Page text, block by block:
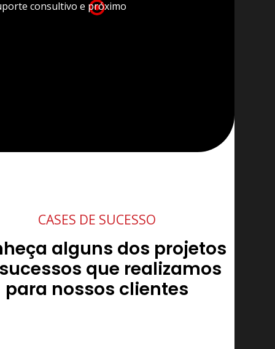
consultivo e próximo
CASES DE SUCESSO
alguns dos projetos
que realizamos
para nossos clientes